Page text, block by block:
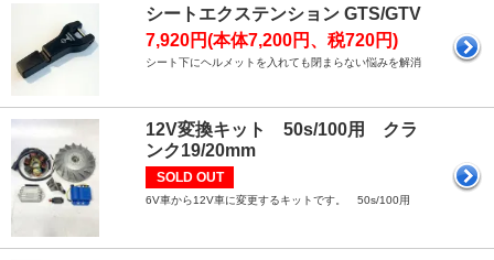
シートエクステンション GTS/GTV
7,920円(本体7,200円、税720円)
シート下にヘルメットを入れても閉まらない悩みを解消
12V変換キット 50s/100用 クラ
ンク19/20mm
SOLD OUT
6V車から12V車に変更するキットです。 50s/100用